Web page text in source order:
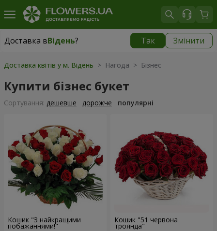
Доставка вВідень? Так Змінити
Доставка вВідень|
Доставка квітів у м. Відень > Нагода > Бізнес
Купити бізнес букет
Сортування: дешевше дорожче популярні
Кошик "З найкращими
побажаннями!"
Кошик "51 червона
троянда"